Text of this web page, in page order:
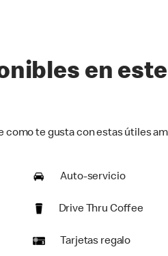
en este
te gusta con estas útiles
Auto-servicio
Drive Thru Coffee
Tarjetas regalo